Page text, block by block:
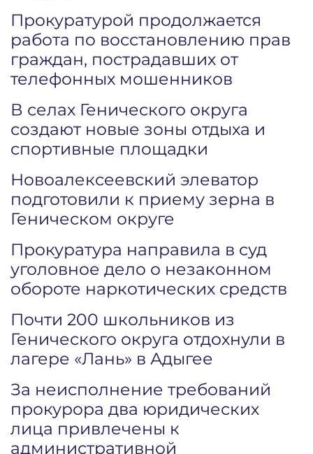
Прокуратурой продолжается
работа по восстановлению прав
граждан, пострадавших от
телефонных мошенников
В селах Генического округа
создают новые зоны отдыха и
спортивные площадки
Новоалексеевский элеватор
подготовили к приему зерна в
Геническом округе
Прокуратура направила в суд
уголовное дело о незаконном
обороте наркотических средств
Почти 200 школьников из
Генического округа отдохнули в
лагере «Лань» в Адыгее
За неисполнение требований
прокурора два юридических
лица привлечены к
административной